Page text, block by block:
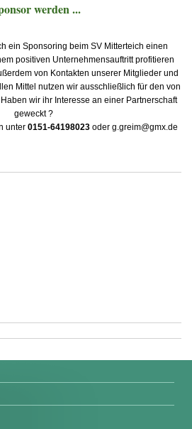
werden ...
ein Sponsoring beim SV Mitterteich einen
positiven Unternehmensauftritt profitieren
von Kontakten unserer Mitglieder und
Mittel nutzen wir ausschließlich für den von
wir ihr Interesse an einer Partnerschaft
geweckt ?
unter 0151-64198023oder g.greim@gmx.de